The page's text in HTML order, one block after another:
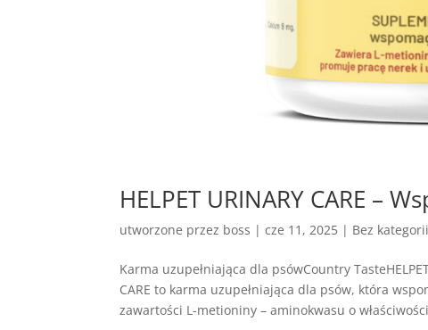
HELPET URINARY CARE –
utworzone przez boss |cze 11, 2025 | Bez kategorii
Karma uzupełniająca dla psówCountry
CARE to karma uzupełniająca dla psów, która
zawartości L-metioniny – aminokwasu o